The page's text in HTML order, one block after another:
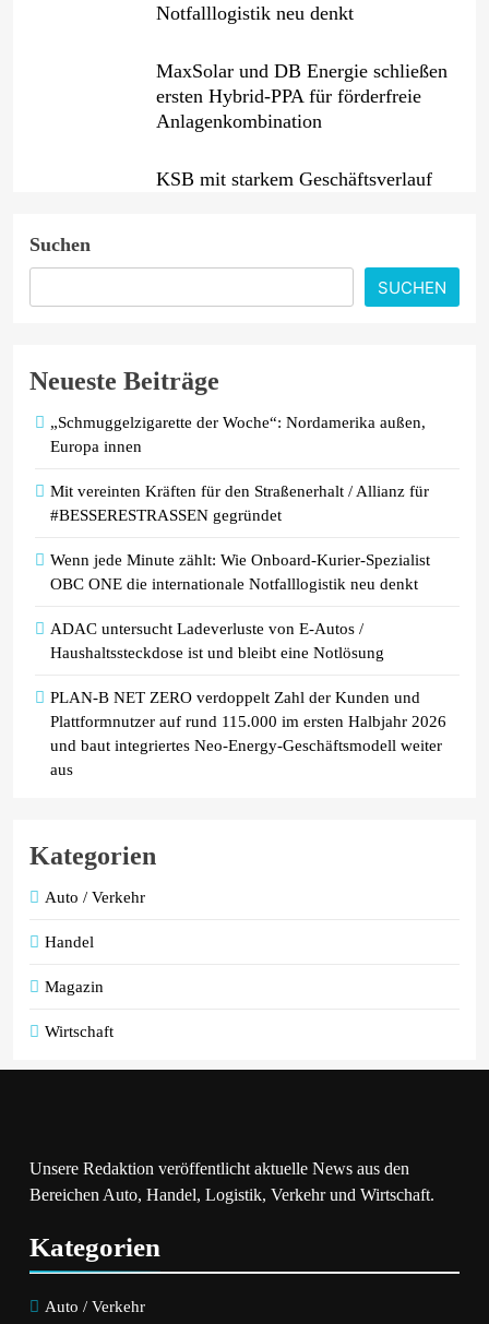
Notfalllogistik neu denkt
MaxSolar und DB Energie schließen
ersten Hybrid-PPA für förderfreie
Anlagenkombination
KSB mit starkem Geschäftsverlauf
Intersolar-Trend 2026: Warum
Batteriespeicher zum wichtigsten
Suchen
SUCHEN
Neueste Beiträge
„Schmuggelzigarette der Woche“: Nordamerika außen,
Europa innen
Mit vereinten Kräften für den Straßenerhalt / Allianz für
#BESSERESTRASSEN gegründet
Wenn jede Minute zählt: Wie Onboard-Kurier-Spezialist
OBC ONE die internationale Notfalllogistik neu denkt
ADAC untersucht Ladeverluste von E-Autos /
Haushaltssteckdose ist und bleibt eine Notlösung
PLAN-B NET ZERO verdoppelt Zahl der Kunden und
Plattformnutzer auf rund 115.000 im ersten Halbjahr 2026
und baut integriertes Neo-Energy-Geschäftsmodell weiter
aus
Kategorien
Auto / Verkehr
Handel
Magazin
Wirtschaft
Unsere Redaktion veröffentlicht aktuelle News aus den
Bereichen Auto, Handel, Logistik, Verkehr und Wirtschaft.
Kategorien
Auto / Verkehr